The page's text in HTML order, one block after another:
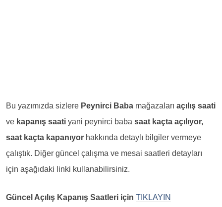
Bu yazımızda sizlere Peynirci Baba mağazaları açılış saati
ve kapanış saati yani peynirci baba saat kaçta açılıyor,
saat kaçta kapanıyor hakkında detaylı bilgiler vermeye
çalıştık. Diğer güncel çalışma ve mesai saatleri detayları
için aşağıdaki linki kullanabilirsiniz.
Güncel Açılış Kapanış Saatleri için TIKLAYIN